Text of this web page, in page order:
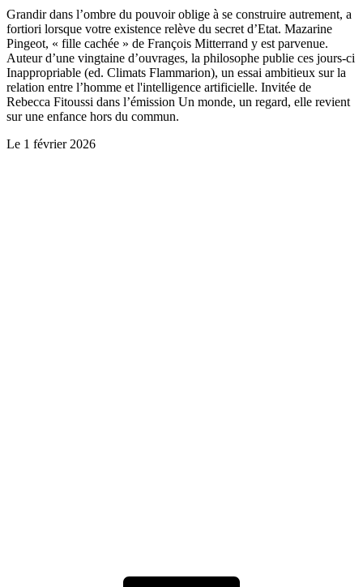
Grandir dans l’ombre du pouvoir oblige à se construire autrement, a
fortiori lorsque votre existence relève du secret d’Etat. Mazarine
Pingeot, « fille cachée » de François Mitterrand y est parvenue.
Auteur d’une vingtaine d’ouvrages, la philosophe publie ces jours-ci
Inappropriable (ed. Climats Flammarion), un essai ambitieux sur la
relation entre l’homme et l'intelligence artificielle. Invitée de
Rebecca Fitoussi dans l’émission Un monde, un regard, elle revient
sur une enfance hors du commun.
Le 1 février 2026